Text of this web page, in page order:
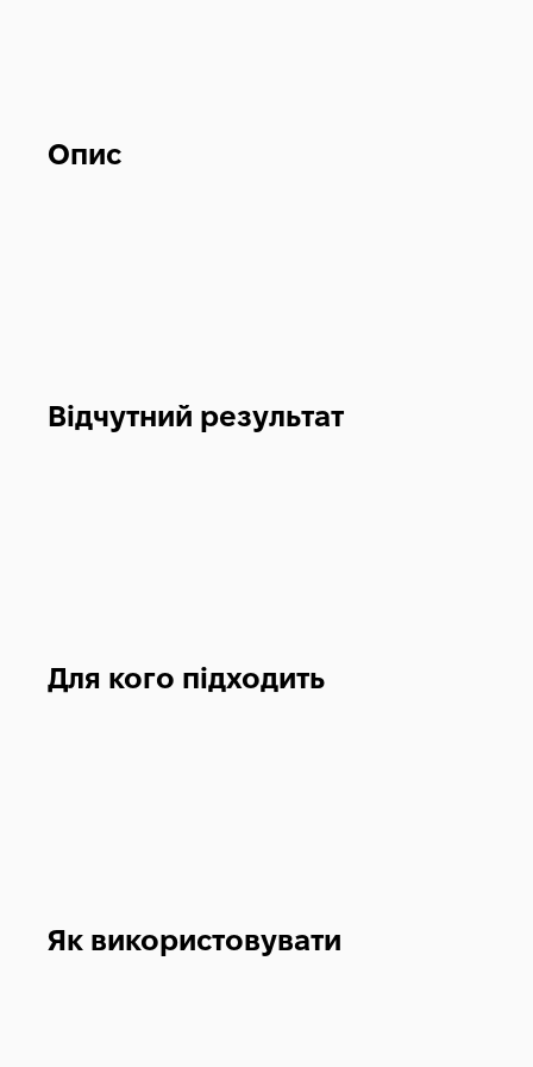
Опис
Відчутний результат
Для кого підходить
Як використовувати